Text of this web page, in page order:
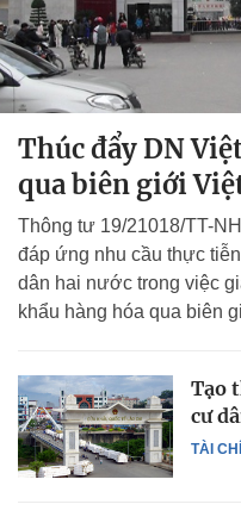
Thúc đẩy DN
qua biên giới
Thông tư 19/21018/TT-
đáp ứng nhu cầu thực
dân hai nước trong việc
khẩu hàng hóa qua biên
TÀI
Tạo
cư